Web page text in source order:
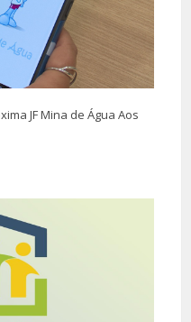
JF Mina de Água Aos